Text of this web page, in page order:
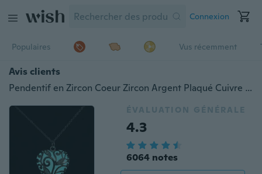
Connexion
Populaires Vus récemment
Avis clients
Pendentif en Zircon Coeur Zircon Argent Plaqué Cuivre Lumineux Pendentif Fée Ronde Magique Collier Cercle Lumineux
ÉVALUATION GÉNÉRALE
4.3
6064 notes